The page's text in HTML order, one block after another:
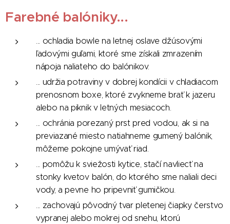
Farebné balóniky...
... ochladia bowle na letnej oslave džúsovými
ľadovými guľami, ktoré sme získali zmrazením
nápoja naliateho do balónikov.
... udržia potraviny v dobrej kondícii v chladiacom
prenosnom boxe, ktoré zvykneme brať k jazeru
alebo na piknik v letných mesiacoch.
... ochránia porezaný prst pred vodou, ak si na
previazané miesto natiahneme gumený balónik,
môžeme pokojne umývať riad.
... pomôžu k sviežosti kytice, stačí navliecť na
stonky kvetov balón, do ktorého sme naliali deci
vody, a pevne ho pripevniť gumičkou.
... zachovajú pôvodný tvar pletenej čiapky čerstvo
vypranej alebo mokrej od snehu, ktorú